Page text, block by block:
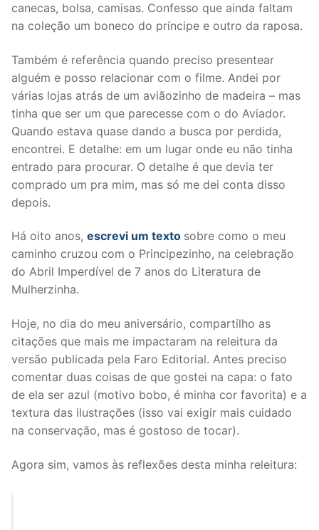
canecas, bolsa, camisas. Confesso que ainda faltam
na coleção um boneco do príncipe e outro da raposa.
Também é referência quando preciso presentear
alguém e posso relacionar com o filme. Andei por
várias lojas atrás de um aviãozinho de madeira – mas
tinha que ser um que parecesse com o do Aviador.
Quando estava quase dando a busca por perdida,
encontrei. E detalhe: em um lugar onde eu não tinha
entrado para procurar. O detalhe é que devia ter
comprado um pra mim, mas só me dei conta disso
depois.
Há oito anos, escrevi um texto sobre como o meu
caminho cruzou com o Principezinho, na celebração
do Abril Imperdível de 7 anos do Literatura de
Mulherzinha.
Hoje, no dia do meu aniversário, compartilho as
citações que mais me impactaram na releitura da
versão publicada pela Faro Editorial. Antes preciso
comentar duas coisas de que gostei na capa: o fato
de ela ser azul (motivo bobo, é minha cor favorita) e a
textura das ilustrações (isso vai exigir mais cuidado
na conservação, mas é gostoso de tocar).
Agora sim, vamos às reflexões desta minha releitura: